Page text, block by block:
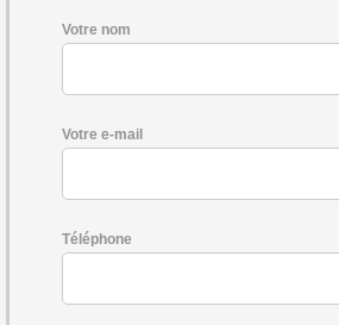
Votre nom
Votre e-mail
Téléphone